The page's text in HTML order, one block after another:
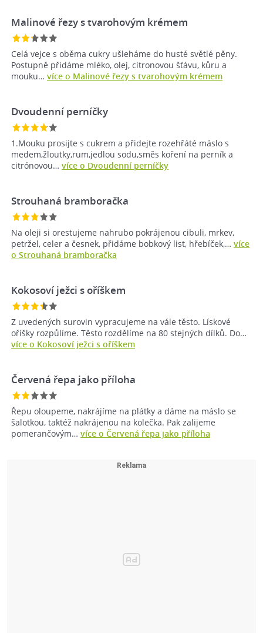
Malinové řezy s tvarohovým krémem
Celá vejce s oběma cukry ušleháme do husté světlé pěny.
Postupně přidáme mléko, olej, citronovou šťávu, kůru a
mouku… více o Malinové řezy s tvarohovým krémem
Dvoudenní perníčky
1.Mouku prosijte s cukrem a přidejte rozehřáté máslo s
medem,žloutky,rum,jedlou sodu,směs koření na perník a
citrónovou… více o Dvoudenní perníčky
Strouhaná bramboračka
Na oleji si orestujeme nahrubo pokrájenou cibuli, mrkev,
petržel, celer a česnek, přidáme bobkový list, hřebíček,… více
o Strouhaná bramboračka
Kokosoví ježci s oříškem
Z uvedených surovin vypracujeme na vále těsto. Lískové
oříšky rozpůlíme. Těsto rozdělíme na 80 stejných dílků. Do…
více o Kokosoví ježci s oříškem
Červená řepa jako příloha
Řepu oloupeme, nakrájíme na plátky a dáme na máslo se
šalotkou, taktéž nakrájenou na kolečka. Pak zalijeme
pomerančovým… více o Červená řepa jako příloha